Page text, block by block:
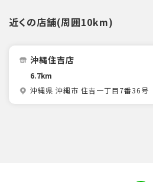
近くの店舗(周囲10km)
沖縄住吉店
6.7km
沖縄県 沖縄市 住吉一丁目7番36号